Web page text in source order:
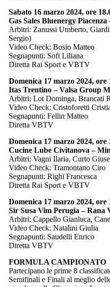
Sabato 16 marzo 2024, ore
Gas Sales Bluenergy
Arbitri: Zanussi Umberto,
Sergio)
Video Check: Bosio Matteo
Segnapunti: Sofi Liliana
Diretta Rai Sport e VBTV
Domenica 17 marzo 2024, ore
Itas Trentino – Valsa Group
Arbitri: Lot Dominga, Brancati
Video Check: Cristoforetti
Segnapunti: Fellin Matteo
Diretta VBTV
Domenica 17 marzo 2024, ore
Cucine Lube Civitanova –
Arbitri: Vagni Ilaria, Curto
Video Check: Tramontano Ciro
Segnapunti: Righi Francesca
Diretta Rai Sport e VBTV
Domenica 17 marzo 2024, ore
Sir Susa Vim Perugia – Rana
Arbitri: Cappello Gianluca,
Video Check: Natalini Giulia
Segnapunti: Saudelli Enrico
Diretta VBTV
FORMULA CAMPIONATO
Partecipano le prime 8
Semifinali e Finali al meglio